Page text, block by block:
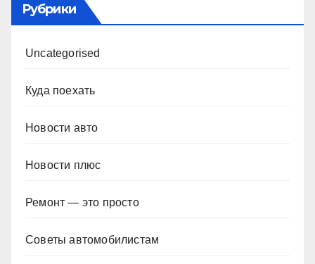
Рубрики
Uncategorised
Куда поехать
Новости авто
Новости плюс
Ремонт — это просто
Советы автомобилистам